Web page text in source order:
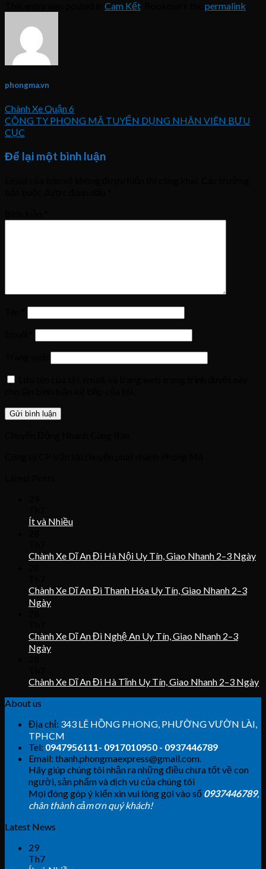
Cam Kết permalink
phongma.vn
Chành Xe Quận 6
CÔNG TY PHONG MÃ TUYỂN DỤNG NHÂN VIÊN BƯU
CỤC
Để lại một bình luận
Ít và Nhiều
Chành Xe Dĩ An Đi Hà Nội Uy Tín, Giao Nhanh 2–3 Ngày
Chành Xe Dĩ An Đi Thanh Hóa Uy Tín, Giao Nhanh 2–3
Ngày
Chành Xe Dĩ An Đi Nghệ An Uy Tín, Giao Nhanh 2–3
Ngày
Chành Xe Dĩ An Đi Hà Tĩnh Uy Tín, Giao Nhanh 2–3 Ngày
About us
Địa chỉ: 343 LÊ HỒNG PHONG, PHƯỜNG VƯỜN LÀI,
TPHCM
Tel: 0947956111- 0917010950 - 0937446789
Email: thanh.phongmaexpress@gmail.com.
Hãy giúp chúng tôi nhận ra những điều chưa tốt về con
người, sản phẩm và dịch vụ của chúng tôi
Mọi đóng góp ý kiến xin vui lòng gọi vào số 0937446789,
chân thành cảm ơn quý khách!
Latest News
29
Th7